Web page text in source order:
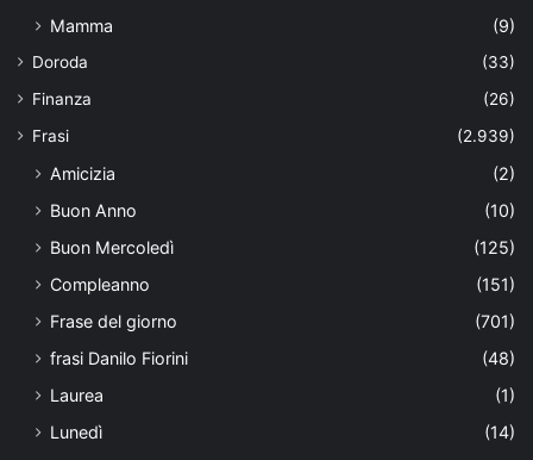
Mamma (9)
Doroda
(33)
Finanza
(26)
Frasi
(2.939)
Amicizia
(2)
Buon Anno
(10)
Buon Mercoledì
(125)
Compleanno
(151)
Frase del giorno
(701)
frasi Danilo Fiorini
(48)
Laurea
(1)
Lunedì
(14)